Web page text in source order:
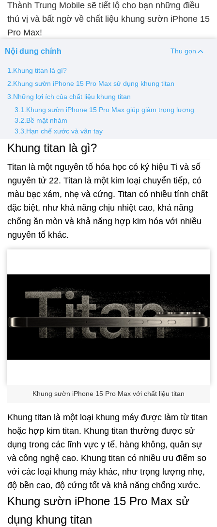
Pin iPhone Pin Samsumg Pin Oppo Pin Xiaomi
Pin Realme
Vỏ Huawei
Thành Trung Mobile sẽ tiết lộ cho bạn những điều
thú vị và bất ngờ về chất liệu khung sườn iPhone 15
Pro Max!
Nội dung chính Thu gọn
1.Khung titan là gì?
2.Khung sườn iPhone 15 Pro Max sử dụng khung titan
3.Những lợi ích của chất liệu khung titan
3.1.Khung sườn iPhone 15 Pro Max giúp giảm trọng lượng
3.2.Bề mặt nhám
3.3.Hạn chế xước và vân tay
Khung titan là gì?
Titan là một nguyên tố hóa học có ký hiệu Ti và số
nguyên tử 22. Titan là một kim loại chuyển tiếp, có
màu bạc xám, nhẹ và cứng. Titan có nhiều tính chất
đặc biệt, như khả năng chịu nhiệt cao, khả năng
chống ăn mòn và khả năng hợp kim hóa với nhiều
nguyên tố khác.
Khung sườn iPhone 15 Pro Max với chất liệu titan
Khung titan là một loại khung máy được làm từ titan
hoặc hợp kim titan. Khung titan thường được sử
dụng trong các lĩnh vực y tế, hàng không, quân sự
và công nghệ cao. Khung titan có nhiều ưu điểm so
với các loại khung máy khác, như trọng lượng nhẹ,
độ bền cao, độ cứng tốt và khả năng chống xước.
Khung sườn iPhone 15 Pro Max sử
dụng khung titan